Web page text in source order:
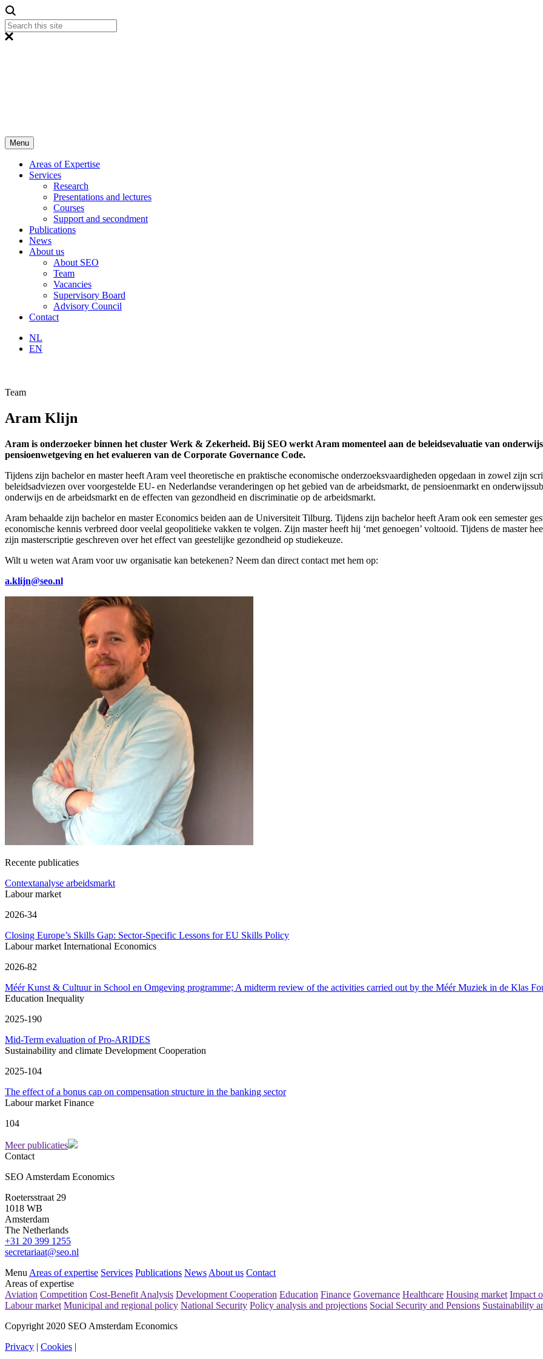
Menu
Areas of Expertise
Services
Research
Presentations and lectures
Courses
Support and secondment
Publications
News
About us
About SEO
Team
Vacancies
Supervisory Board
Advisory Council
Contact
NL
EN
Team
Aram Klijn
Aram is onderzoeker binnen het cluster Werk & Zekerheid. Bij SEO werkt Aram momenteel aan de beleidsevaluatie van
pensioenwetgeving en het evalueren van de Corporate Governance Code.
Tijdens zijn bachelor en master heeft Aram veel theoretische en praktische economische onderzoeksvaardigheden opgedaan in zowel zijn
beleidsadviezen over voorgestelde EU- en Nederlandse veranderingen op het gebied van de arbeidsmarkt, de pensioenmarkt en
onderwijs en de arbeidsmarkt en de effecten van gezondheid en discriminatie op de arbeidsmarkt.
Aram behaalde zijn bachelor en master Economics beiden aan de Universiteit Tilburg. Tijdens zijn bachelor heeft Aram ook een semester
economische kennis verbreed door veelal geopolitieke vakken te volgen. Zijn master heeft hij ‘met genoegen’ voltooid. Tijdens de master
zijn masterscriptie geschreven over het effect van geestelijke gezondheid op studiekeuze.
Wilt u weten wat Aram voor uw organisatie kan betekenen? Neem dan direct contact met hem op:
a.klijn@seo.nl
Recente publicaties
Contextanalyse arbeidsmarkt
Labour market
2026-34
Closing Europe’s Skills Gap: Sector-Specific Lessons for EU Skills Policy
Labour market International Economics
2026-82
Méér Kunst & Cultuur in School en Omgeving programme; A midterm review of the activities carried out by the Méér Muziek in de Klas
Education Inequality
2025-190
Mid-Term evaluation of Pro-ARIDES
Sustainability and climate Development Cooperation
2025-104
The effect of a bonus cap on compensation structure in the banking sector
Labour market Finance
104
Meer publicaties
Contact
SEO Amsterdam Economics
Roetersstraat 29
1018 WB
Amsterdam
The Netherlands
+31 20 399 1255
secretariaat@seo.nl
Menu Areas of expertise Services Publications News About us Contact
Areas of expertise
Aviation Competition Cost-Benefit Analysis Development Cooperation Education Finance Governance Healthcare Housing market Impact
Labour market Municipal and regional policy National Security Policy analysis and projections Social Security and Pensions Sustainability
Copyright 2020 SEO Amsterdam Economics
Privacy | Cookies |